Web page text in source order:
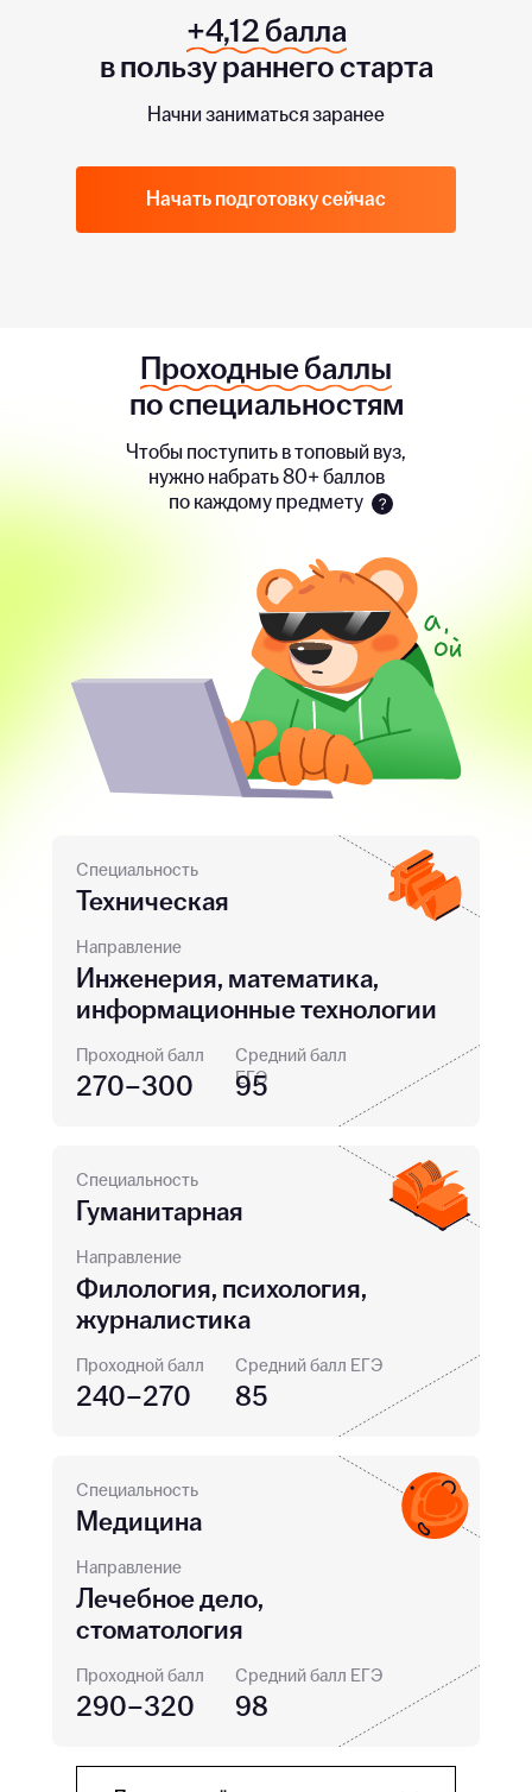
+4,12 балла
в пользу раннего старта
Начни заниматься заранее
Начать подготовку сейчас
Проходные баллы
по специальностям
Чтобы поступить в топовый вуз,
нужно набрать 80+ баллов
по каждому предмету
Специальность
Техническая
Направление
Инженерия, математика,
информационные технологии
Проходной балл
Средний балл
ЕГЭ
270–300 95
Специальность
Гуманитарная
Направление
Филология, психология,
журналистика
Проходной балл Средний балл ЕГЭ
240–270 85
Специальность
Медицина
Направление
Лечебное дело,
стоматология
Проходной балл Средний балл ЕГЭ
290–320 98